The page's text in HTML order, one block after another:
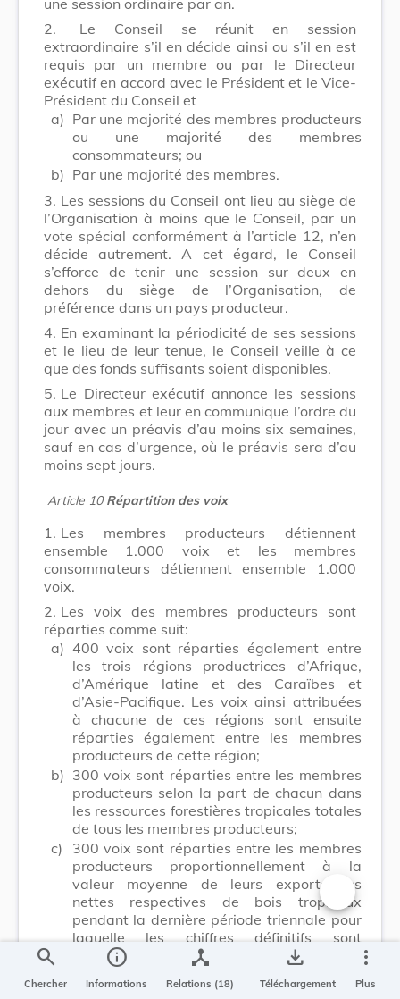
2.
Le Conseil se réunit en session
extraordinaire s’il en décide ainsi ou s’il en est
requis par un membre ou par le Directeur
exécutif en accord avec le Président et le Vice-
Président du Conseil et
a) Par une majorité des membres producteurs
ou une majorité des membres
consommateurs; ou
b) Par une majorité des membres.
3. Les sessions du Conseil ont lieu au siège de
l’Organisation à moins que le Conseil, par un
vote spécial conformément à l’article 12, n’en
décide autrement. A cet égard, le Conseil
s’efforce de tenir une session sur deux en
dehors du siège de l’Organisation, de
préférence dans un pays producteur.
4. En examinant la périodicité de ses sessions
et le lieu de leur tenue, le Conseil veille à ce
que des fonds suffisants soient disponibles.
5. Le Directeur exécutif annonce les sessions
aux membres et leur en communique l’ordre du
jour avec un préavis d’au moins six semaines,
sauf en cas d’urgence, où le préavis sera d’au
moins sept jours.
Article 10 Répartition des voix
1. Les membres producteurs détiennent
ensemble 1.000 voix et les membres
consommateurs détiennent ensemble 1.000
voix.
2. Les voix des membres producteurs sont
réparties comme suit:
a) 400 voix sont réparties également entre
les trois régions productrices d’Afrique,
d’Amérique latine et des Caraïbes et
d’Asie-Pacifique. Les voix ainsi attribuées
à chacune de ces régions sont ensuite
réparties également entre les membres
producteurs de cette région;
b) 300 voix sont réparties entre les membres
producteurs selon la part de chacun dans
les ressources forestières tropicales totales
de tous les membres producteurs;
c)
300 voix sont réparties entre les membres
producteurs proportionnellement à la
valeur moyenne de leurs exportations
nettes respectives de bois tropicaux
pendant la dernière période triennale pour
laquelle les chiffres définitifs sont
disponibles.
3. Nonobstant les dispositions du paragraphe
Changer la
search
Chercher
info
Informations
device_hub
Relations (18)
save_alt
Téléchargement
more_vert
Plus